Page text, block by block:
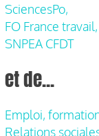
SciencesPo,
FO France travail,
SNPEA CFDT
et de...
Emploi,
Relations